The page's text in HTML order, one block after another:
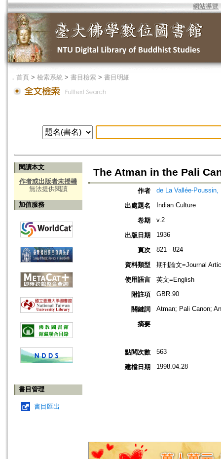
網站導覽
． 首頁 > 檢索系統 > 書目檢索 > 書目明細
閱讀本文
作者或出版者未授權
無法提供閱讀
加值服務
書目管理
書目匯出
The Atman in the Pali
作者 de La Vallée-Poussin,
出處題名 Indian Culture
卷期 v.2
出版日期 1936
頁次 821 - 824
資料類型
期刊論文=Journal
使用語言
英文=English
附註項
GBR.90
關鍵詞 Atman; Pali Canon;
摘要
點閱次數 563
建檔日期 1998.04.28